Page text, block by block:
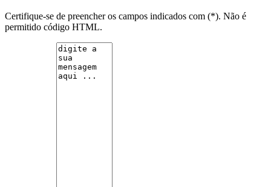
Certifique-se de preencher os campos indicados com (*). Não é
permitido código HTML.